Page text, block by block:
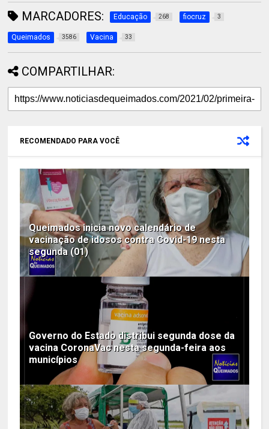
MARCADORES: Educação 268 fiocruz 3
Queimados 3586 Vacina 33
COMPARTILHAR:
RECOMENDADO PARA VOCÊ
Queimados inicia novo calendário de
vacinação de idosos contra Covid-19 nesta
segunda (01)
Governo do Estado distribui segunda dose da
vacina CoronaVac nesta segunda-feira aos
municípios